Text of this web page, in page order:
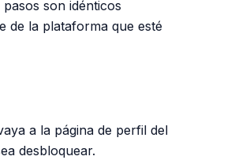
son idénticos
de la plataforma que esté
a la página de perfil del
desbloquear.